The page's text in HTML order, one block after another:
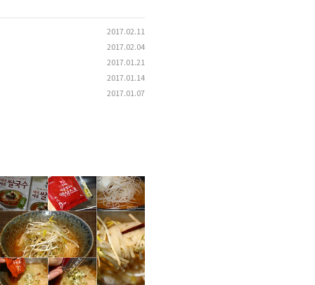
2017.02.11
2017.02.04
2017.01.21
2017.01.14
2017.01.07